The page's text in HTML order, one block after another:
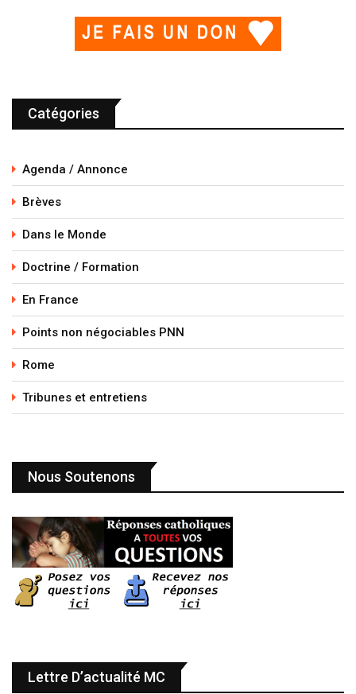
Catégories
Agenda / Annonce
Brèves
Dans le Monde
Doctrine / Formation
En France
Points non négociables PNN
Rome
Tribunes et entretiens
Nous Soutenons
Lettre D’actualité MC